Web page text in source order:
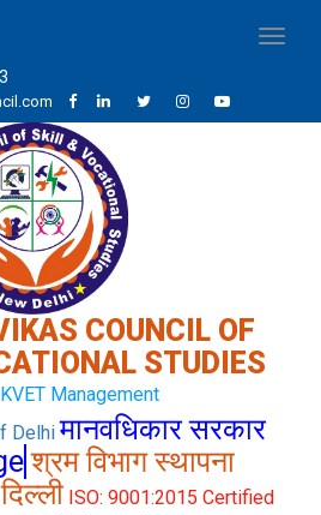
Toggle
COUNCIL OF
STUDIES
Management
Delhi मानवधिकार सरकार
श्रम विभाग स्थापना
ISO: 9001:2015 Certified